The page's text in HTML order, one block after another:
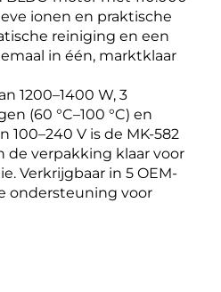
ionen en praktische
reiniging en een
in één, marktklaar
1200–1400 W, 3
(60 °C–100 °C) en
V is de MK-582
de verpakking klaar voor
Verkrijgbaar in 5 OEM-
ondersteuning voor